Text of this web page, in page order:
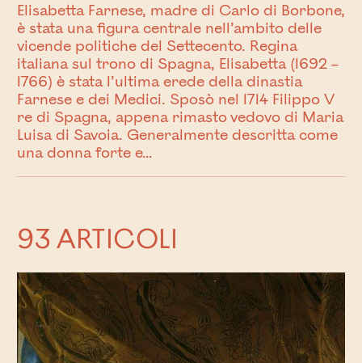
Elisabetta Farnese, madre di Carlo di Borbone,
è stata una figura centrale nell’ambito delle
vicende politiche del Settecento. Regina
italiana sul trono di Spagna, Elisabetta (1692 –
1766) è stata l’ultima erede della dinastia
Farnese e dei Medici. Sposò nel 1714 Filippo V
re di Spagna, appena rimasto vedovo di Maria
Luisa di Savoia. Generalmente descritta come
una donna forte e…
93 ARTICOLI